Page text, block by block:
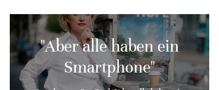
"Aber alle haben ein
Smartphone"